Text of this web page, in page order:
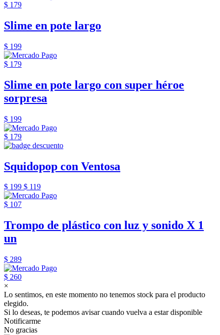
$ 179
Slime en pote largo
$ 199
$ 179
Slime en pote largo con super héroe
sorpresa
$ 199
$ 179
Squidopop con Ventosa
$ 199 $ 119
$ 107
Trompo de plástico con luz y sonido X 1
un
$ 289
$ 260
×
Lo sentimos, en este momento no tenemos stock para el producto
elegido.
Si lo deseas, te podemos avisar cuando vuelva a estar disponible
Notificarme
No gracias